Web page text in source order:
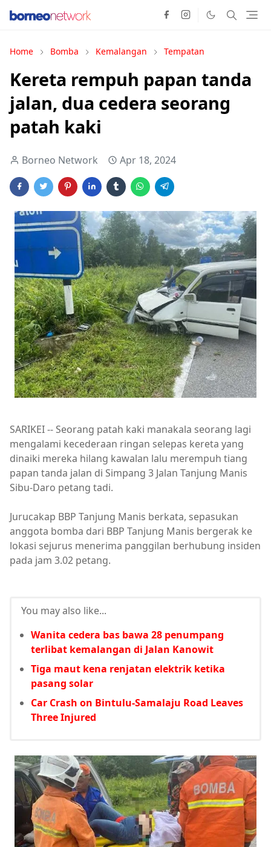
Home Bomba Kemalangan Tempatan
Kereta rempuh papan tanda
jalan, dua cedera seorang
patah kaki
Borneo Network Apr 18, 2024
SARIKEI -- Seorang patah kaki manakala seorang lagi
mengalami kecederaan ringan selepas kereta yang
dinaiki mereka hilang kawalan lalu merempuh tiang
papan tanda jalan di Simpang 3 Jalan Tanjung Manis
Sibu-Daro petang tadi.
Jurucakap BBP Tanjung Manis berkata, sepasukan
anggota bomba dari BBP Tanjung Manis bergerak ke
lokasi sejurus menerima panggilan berhubung insiden
pada jam 3.02 petang.
You may also like...
Wanita cedera bas bawa 28 penumpang
terlibat kemalangan di Jalan Kanowit
Tiga maut kena renjatan elektrik ketika
pasang solar
Car Crash on Bintulu-Samalaju Road Leaves
Three Injured